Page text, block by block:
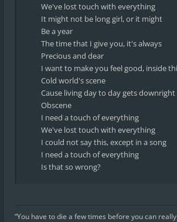
We've lost touch with everything
It might not be long girl, or it might
Be a year
The time that I give you, it's always
Precious and dear
I want to make you feel good, inside
Cold world's scene
Cause living day to day gets downright
Obscene
I need a touch of everything
We've lost touch with everything
I could not say this, except in a song
I need a touch of everything
Is that so wrong?
“You have to die a few times before you can really